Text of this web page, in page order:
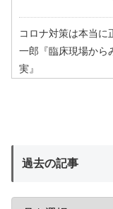
コロナ対策は本当に
一郎『臨床現場から
実』
過去の記事